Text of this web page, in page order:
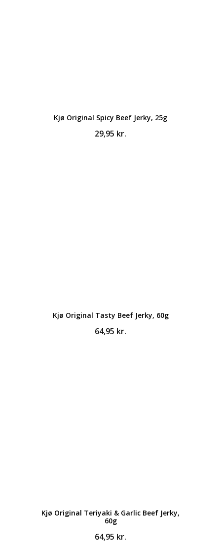
Kjø Original Spicy Beef Jerky, 25g
29,95 kr.
Kjø Original Tasty Beef Jerky, 60g
64,95 kr.
Kjø Original Teriyaki & Garlic Beef Jerky,
60g
64,95 kr.